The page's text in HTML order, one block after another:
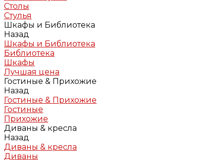
Столы
Стулья
Шкафы и Библиотека
Назад
Шкафы и Библиотека
Библиотека
Шкафы
Лучшая цена
Гостиные & Прихожие
Назад
Гостиные & Прихожие
Гостиные
Прихожие
Диваны & кресла
Назад
Диваны & кресла
Диваны